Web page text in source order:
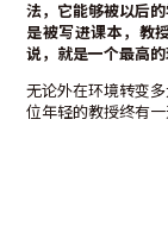
法，它能够被以后
是被写进课本，教
说，就是一个最高
无论外在环境转变
位年轻的教授终有